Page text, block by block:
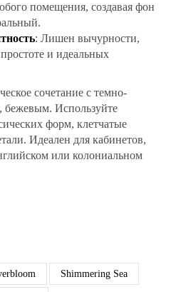
помещения, создавая фон
: Лишен вычурности,
и идеальных
сочетание с темно-
Используйте
форм, клетчатые
Идеален для кабинетов,
или колониальном
Shimmering Sea